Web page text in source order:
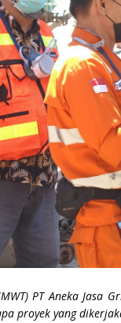
PT Aneka
proyek yang